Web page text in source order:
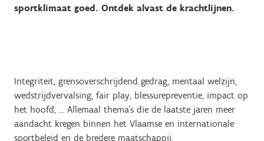
sportklimaat goed. Ontdek alvast de krachtlijnen.
Integriteit, grensoverschrijdend gedrag, mentaal welzijn,
wedstrijdvervalsing, fair play, blessurepreventie, impact op
het hoofd, … Allemaal thema’s die de laatste jaren meer
aandacht kregen binnen het Vlaamse en internationale
sportbeleid en de bredere maatschappij.